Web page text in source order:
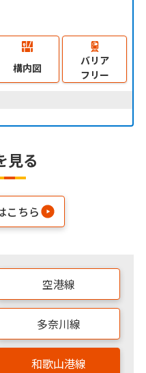
構内図
バリア
フリー
見る
こちら
空港線
多奈川線
和歌山港線